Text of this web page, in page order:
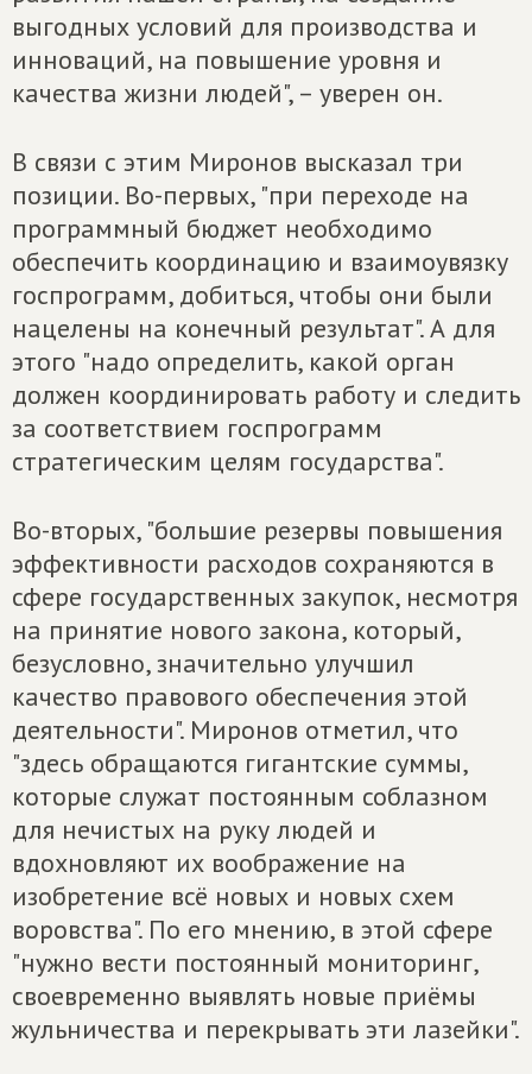
выгодных условий для производства и
инноваций, на повышение уровня и
качества жизни людей", – уверен он.
В связи с этим Миронов высказал три
позиции. Во-первых, "при переходе на
программный бюджет необходимо
обеспечить координацию и взаимоувязку
госпрограмм, добиться, чтобы они были
нацелены на конечный результат". А для
этого "надо определить, какой орган
должен координировать работу и следить
за соответствием госпрограмм
стратегическим целям государства".
Во-вторых, "большие резервы повышения
эффективности расходов сохраняются в
сфере государственных закупок, несмотря
на принятие нового закона, который,
безусловно, значительно улучшил
качество правового обеспечения этой
деятельности". Миронов отметил, что
"здесь обращаются гигантские суммы,
которые служат постоянным соблазном
для нечистых на руку людей и
вдохновляют их воображение на
изобретение всё новых и новых схем
воровства". По его мнению, в этой сфере
"нужно вести постоянный мониторинг,
своевременно выявлять новые приёмы
жульничества и перекрывать эти лазейки".